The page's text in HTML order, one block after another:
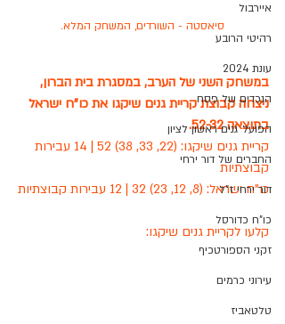
איירבול
רהיטי הרובע
עונת 2024
הנכדים של פסח
הפועל גנים ראשון לציון
החברים של דור ירחי
דור ירחי ז"ל
כו"ח כדורסל
זקני הספורטכיף
עירוני כרמים
טלטאביז
סיאסטה - השורדים, המשחק המלא.
במשחק השני של הערב, במסגרת בית הברון,
ניצחה קבוצת קריית גנים שיקגו את כו"ח ישראל
בתוצאה 52-32.
קריית גנים שיקגו: (22, 33, 38) 52 | 14 עבירות
קבוצתיות
כו"ח ישראל: (8, 12, 23) 32 | 12 עבירות קבוצתיות
קלעו לקריית גנים שיקגו: